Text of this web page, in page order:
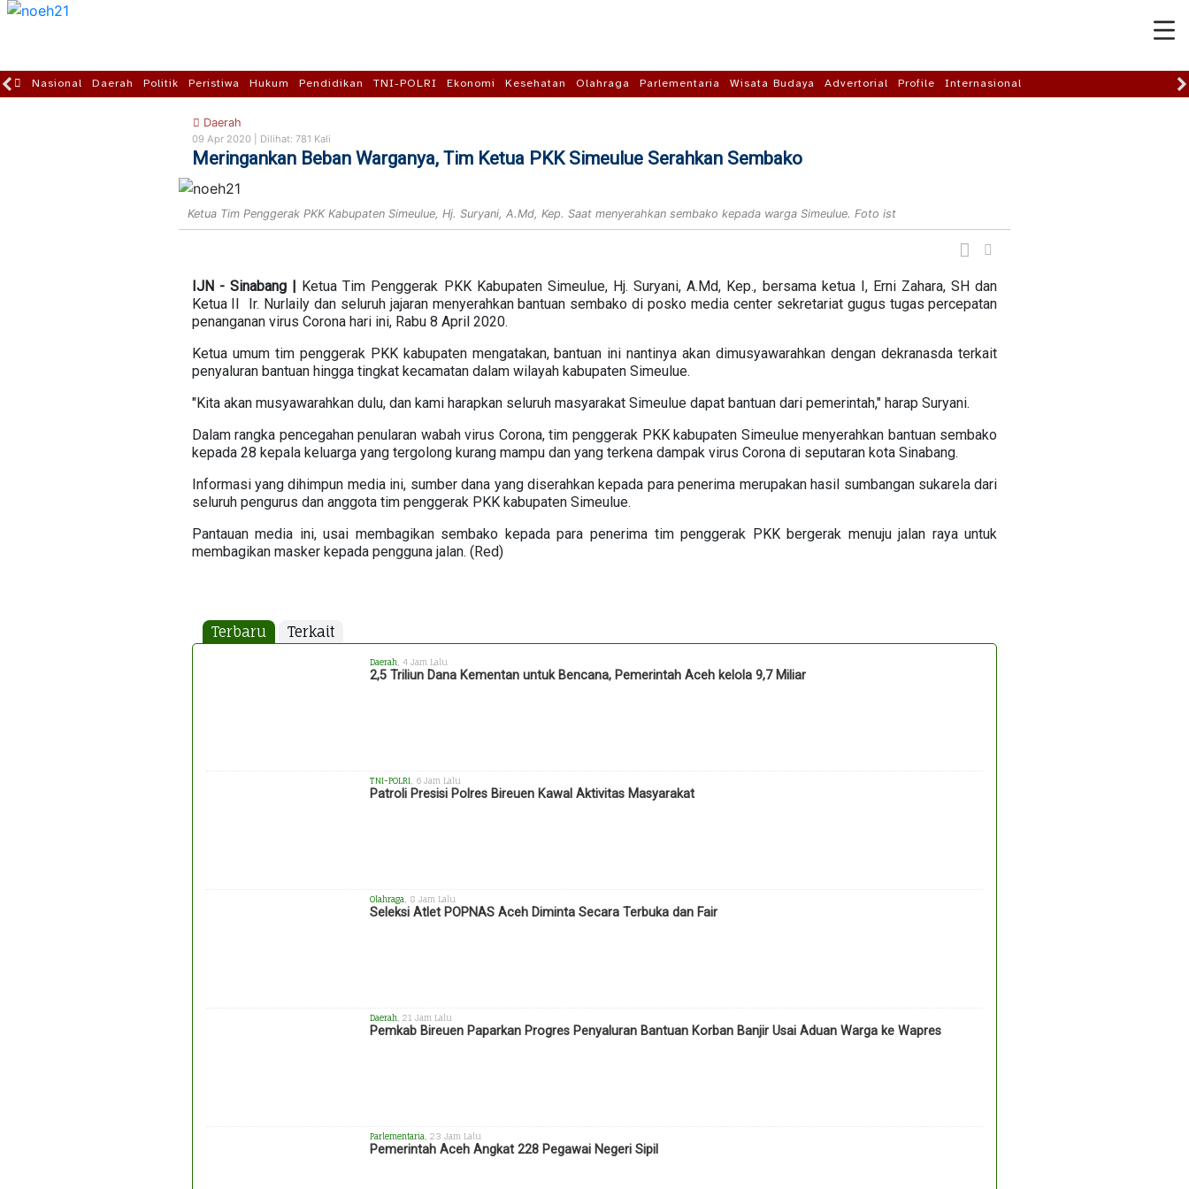
Nasional Daerah Politik Peristiwa Hukum Pendidikan TNI-POLRI Ekonomi Kesehatan Olahraga Parlementaria Wisata Budaya Advertorial Profile Internasional
Daerah
09 Apr 2020 | Dilihat: 781 Kali
Meringankan Beban Warganya, Tim Ketua PKK Simeulue Serahkan Sembako
Ketua Tim Penggerak PKK Kabupaten Simeulue, Hj. Suryani, A.Md, Kep. Saat menyerahkan sembako kepada warga Simeulue. Foto ist
IJN - Sinabang | Ketua Tim Penggerak PKK Kabupaten Simeulue, Hj. Suryani, A.Md, Kep., bersama ketua I, Erni Zahara, SH dan
Ketua II Ir. Nurlaily dan seluruh jajaran menyerahkan bantuan sembako di posko media center sekretariat gugus tugas percepatan
penanganan virus Corona hari ini, Rabu 8 April 2020.
Ketua umum tim penggerak PKK kabupaten mengatakan, bantuan ini nantinya akan dimusyawarahkan dengan dekranasda terkait
penyaluran bantuan hingga tingkat kecamatan dalam wilayah kabupaten Simeulue.
"Kita akan musyawarahkan dulu, dan kami harapkan seluruh masyarakat Simeulue dapat bantuan dari pemerintah," harap Suryani.
Dalam rangka pencegahan penularan wabah virus Corona, tim penggerak PKK kabupaten Simeulue menyerahkan bantuan sembako
kepada 28 kepala keluarga yang tergolong kurang mampu dan yang terkena dampak virus Corona di seputaran kota Sinabang.
Informasi yang dihimpun media ini, sumber dana yang diserahkan kepada para penerima merupakan hasil sumbangan sukarela dari
seluruh pengurus dan anggota tim penggerak PKK kabupaten Simeulue.
Pantauan media ini, usai membagikan sembako kepada para penerima tim penggerak PKK bergerak menuju jalan raya untuk
membagikan masker kepada pengguna jalan. (Red)
Terbaru Terkait
Daerah , 4 Jam Lalu
2,5 Triliun Dana Kementan untuk Bencana, Pemerintah Aceh kelola 9,7 Miliar
TNI-POLRI , 6 Jam Lalu
Patroli Presisi Polres Bireuen Kawal Aktivitas Masyarakat
Olahraga , 8 Jam Lalu
Seleksi Atlet POPNAS Aceh Diminta Secara Terbuka dan Fair
Daerah , 21 Jam Lalu
Pemkab Bireuen Paparkan Progres Penyaluran Bantuan Korban Banjir Usai Aduan Warga ke Wapres
Parlementaria , 23 Jam Lalu
Pemerintah Aceh Angkat 228 Pegawai Negeri Sipil